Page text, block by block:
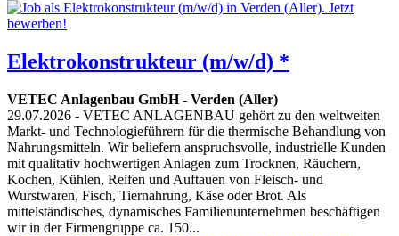
Elektrokonstrukteur (m/w/d) *
VETEC Anlagenbau GmbH- Verden (Aller)
29.07.2026 - VETEC ANLAGENBAU gehört zu den weltweiten
Markt- und Technologieführern für die thermische Behandlung von
Nahrungsmitteln. Wir beliefern anspruchsvolle, industrielle Kunden
mit qualitativ hochwertigen Anlagen zum Trocknen, Räuchern,
Kochen, Kühlen, Reifen und Auftauen von Fleisch- und
Wurstwaren, Fisch, Tiernahrung, Käse oder Brot. Als
mittelständisches, dynamisches Familienunternehmen beschäftigen
wir in der Firmengruppe ca. 150...